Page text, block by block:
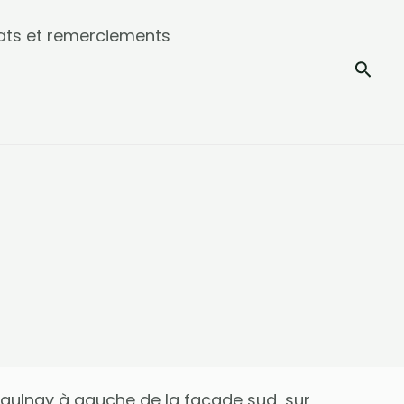
et remerciements